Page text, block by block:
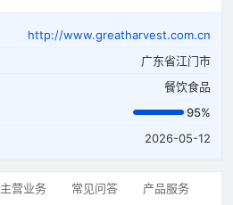
http://www.greatharvest.com.cn
广东省江门市
餐饮食品
95%
2026-05-12
主营业务 常见问答 产品服务